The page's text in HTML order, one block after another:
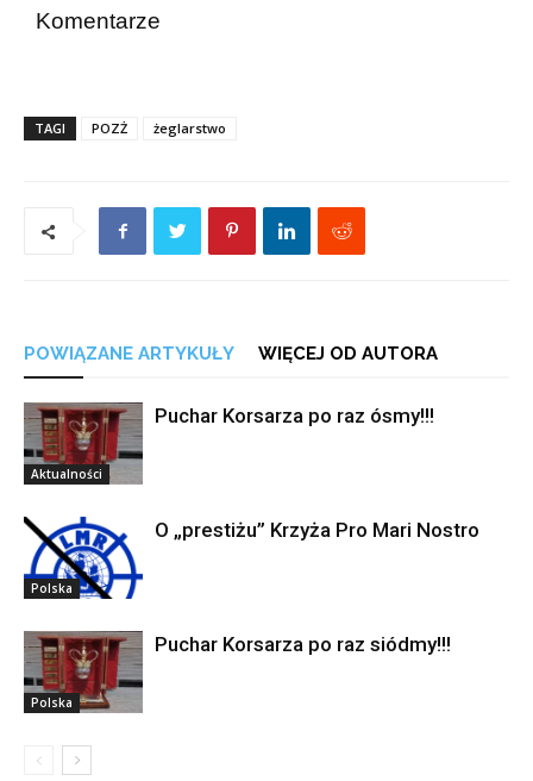
Komentarze
TAGI POZŻ żeglarstwo
POWIĄZANE ARTYKUŁY WIĘCEJ OD AUTORA
Aktualności
Puchar Korsarza po raz ósmy!!!
Polska
O „prestiżu” Krzyża Pro Mari Nostro
Polska
Puchar Korsarza po raz siódmy!!!